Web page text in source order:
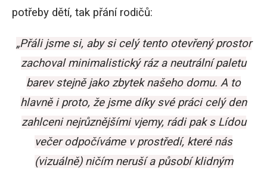
potřeby dětí, tak přání rodičů:
„Přáli jsme si, aby si celý tento otevřený prostor
zachoval minimalistický ráz a neutrální paletu
barev stejně jako zbytek našeho domu. A to
hlavně i proto, že jsme díky své práci celý den
zahlceni nejrůznějšími vjemy, rádi pak s Lídou
večer odpočíváme v prostředí, které nás
(vizuálně) ničím neruší a působí klidným